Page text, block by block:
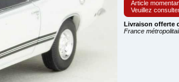
Article
Veuillez
Livraison offerte
France